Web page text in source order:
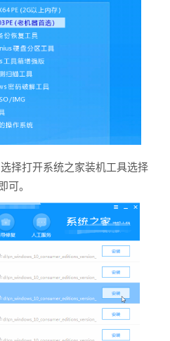
择打开系统之家装机工具选择
可。